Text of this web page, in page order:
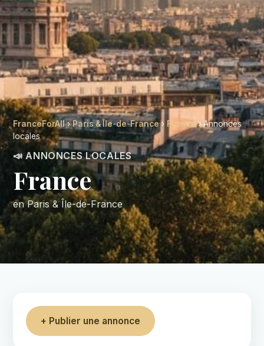
FranceForAll›Paris & Île-de-France› France › Annonces
locales
📣 ANNONCES LOCALES
France
en Paris & Île-de-France
+ Publier une annonce